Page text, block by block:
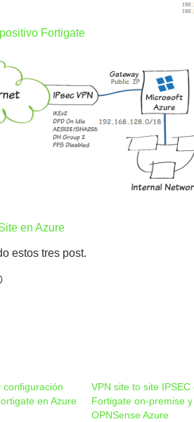
Fortigate
en Azure
estos tres post.
configuración
en Azure
VPN site to site IPSEC
Fortigate on-premise y
OPNSense Azure